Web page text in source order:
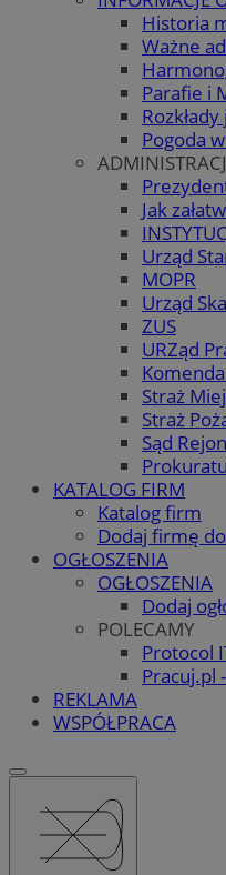
Historia
Ważne
Parafie i
Pogoda
Jak
Urząd
MOPR
Urząd
ZUS
URZąd
Straż
Straż
Sąd
KATALOG FIRM
Katalog firm
Dodaj firmę
OGŁOSZENIA
OGŁOSZENIA
Dodaj
POLECAMY
Protocol
Pracuj.pl
REKLAMA
WSPÓŁPRACA